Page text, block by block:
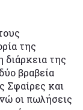
της
της
βραβεία
Σφαίρες και
οι πωλήσεις